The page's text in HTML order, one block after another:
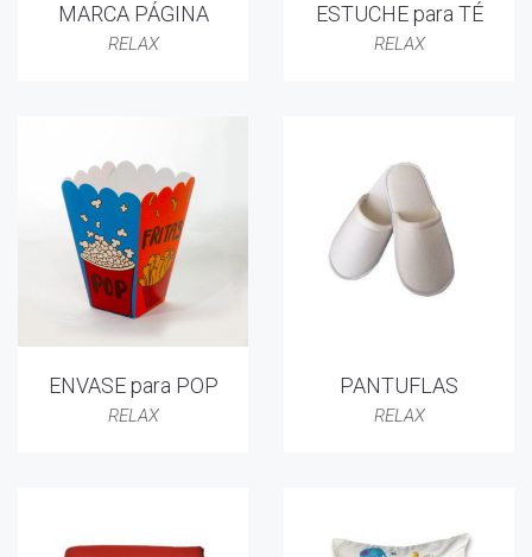
MARCA PÁGINA
RELAX
ESTUCHE para TÉ
RELAX
ENVASE para POP
RELAX
PANTUFLAS
RELAX